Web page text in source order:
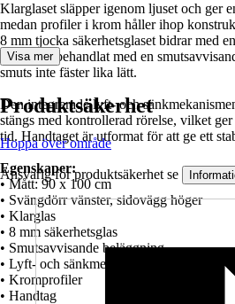
Klarglaset släpper igenom ljuset och ger
medan profiler i krom håller ihop
8 mm tjocka säkerhetsglaset bidrar med
dessutom behandlat med en
smuts inte fäster lika lätt.
Den integrerade lyft- och
stängs med kontrollerad rörelse, vilket
tid. Handtaget är utformat för att ge ett
Egenskaper:
• Mått: 90 x 100 cm
• Svängdörr vänster, sidovägg höger
• Klarglas
• 8 mm säkerhetsglas
• Smutsavvisande beläggning
• Lyft- och sänkmekanism
• Kromprofiler
• Handtag
Visa mer
Produktsäkerhet
Hoppa över område
Ansvarig för produktsäkerhet se